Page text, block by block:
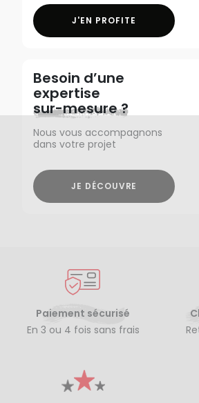
J'EN PROFITE
Besoin d’une
expertise
sur-mesure ?
Nous vous accompagnons
dans votre projet
JE DÉCOUVRE
Paiement sécurisé
En 3 ou 4 fois sans frais